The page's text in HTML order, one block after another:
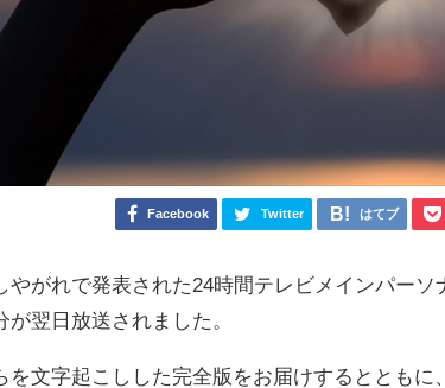
Facebook Twitter はてブ
やがれで発表された24時間テレビメインパー
が翌日放送されました。
を文字起こしした完全版をお届けするとともに、